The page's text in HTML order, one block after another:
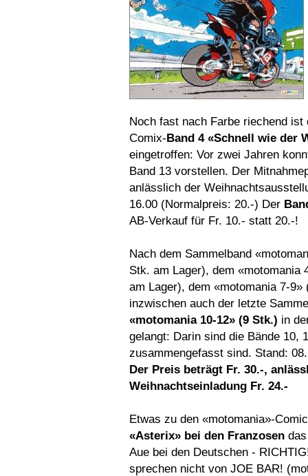
Noch fast nach Farbe riechend ist
Comix-Band 4 «Schnell wie der
eingetroffen: Vor zwei Jahren
Band 13 vorstellen. Der
anlässlich der
16.00 (Normalpreis: 20.-) Der
AB-Verkauf für Fr. 10.- statt 20.-!
Nach dem Sammelband
Stk. am Lager), dem «motomania
am Lager), dem «motomania 7-
inzwischen auch der letzte
«motomania 10-12» (9 Stk.) in
gelangt: Darin sind die Bände 10,
zusammengefasst sind. Stand:
Der Preis beträgt Fr. 30.-,
Weihnachtseinladung Fr. 24.-
Etwas zu den «motomania»-
«Asterix» bei den Franzosen
Aue bei den Deutschen -
sprechen nicht von JOE BAR!